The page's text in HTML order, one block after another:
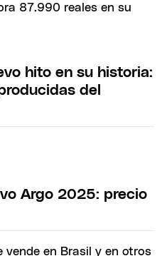
hito en su historia:
del
Argo 2025: precio